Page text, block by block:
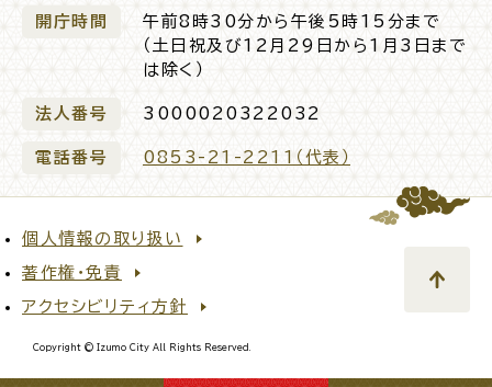
開庁時間
午前8時30分から午後5時15分まで
（土日祝及び12月29日から1月3日まで
は除く）
法人番号 3000020322032
電話番号 0853-21-2211（代表）
個人情報の取り扱い
著作権・免責
アクセシビリティ方針
Copyright © Izumo City All Rights Reserved.